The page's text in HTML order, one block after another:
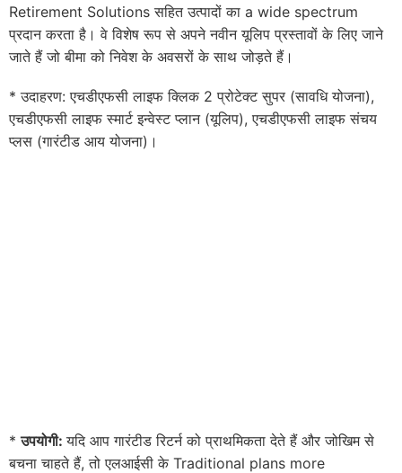
Retirement Solutions सहित उत्पादों का a wide spectrum
प्रदान करता है। वे विशेष रूप से अपने नवीन यूलिप प्रस्तावों के लिए जाने
जाते हैं जो बीमा को निवेश के अवसरों के साथ जोड़ते हैं।
* उदाहरण: एचडीएफसी लाइफ क्लिक 2 प्रोटेक्ट सुपर (सावधि योजना),
एचडीएफसी लाइफ स्मार्ट इन्वेस्ट प्लान (यूलिप), एचडीएफसी लाइफ संचय
प्लस (गारंटीड आय योजना)।
*उपयोगी: यदि आप गारंटीड रिटर्न को प्राथमिकता देते हैं और जोखिम से
बचना चाहते हैं, तो एलआईसी के Traditional plans more